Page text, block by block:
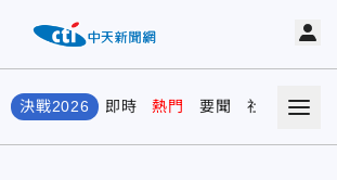
決戰2026 即時 熱門 要聞 社會 娛樂